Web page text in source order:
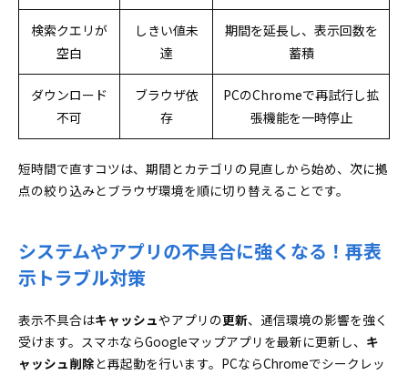
検索クエリが
空白
しきい値未
達
期間を延長し、表示回数を
蓄積
ダウンロード
不可
ブラウザ依
存
PCのChromeで再試行し拡
張機能を一時停止
短時間で直すコツは、期間とカテゴリの見直しから始め、次に拠
点の絞り込みとブラウザ環境を順に切り替えることです。
システムやアプリの不具合に強くなる！再表
示トラブル対策
表示不具合はキャッシュやアプリの更新、通信環境の影響を強く
受けます。スマホならGoogleマップアプリを最新に更新し、 キ
ャッシュ削除と再起動を行います。PCならChromeでシークレッ